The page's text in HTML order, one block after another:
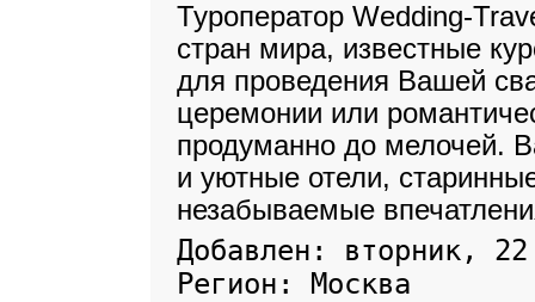
Туроператор Wedding-
стран мира, известные
для проведения Вашей
церемонии или
продуманно до мелочей.
и уютные отели,
незабываемые
Добавлен: вторник,
Регион: Москва